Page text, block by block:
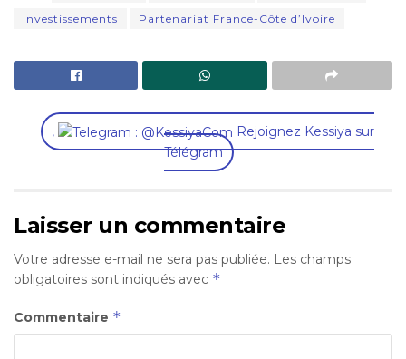
Investissements
Partenariat France-Côte d’Ivoire
,
Rejoignez Kessiya sur
Télégram
Laisser un commentaire
Votre adresse e-mail ne sera pas publiée. Les champs
obligatoires sont indiqués avec *
Commentaire *